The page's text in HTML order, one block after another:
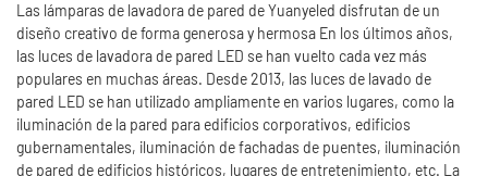
Las lámparas de lavadora de pared de Yuanyeled disfrutan de un
diseño creativo de forma generosa y hermosa En los últimos años,
las luces de lavadora de pared LED se han vuelto cada vez más
populares en muchas áreas. Desde 2013, las luces de lavado de
pared LED se han utilizado ampliamente en varios lugares, como la
iluminación de la pared para edificios corporativos, edificios
gubernamentales, iluminación de fachadas de puentes, iluminación
de pared de edificios históricos, lugares de entretenimiento, etc. La